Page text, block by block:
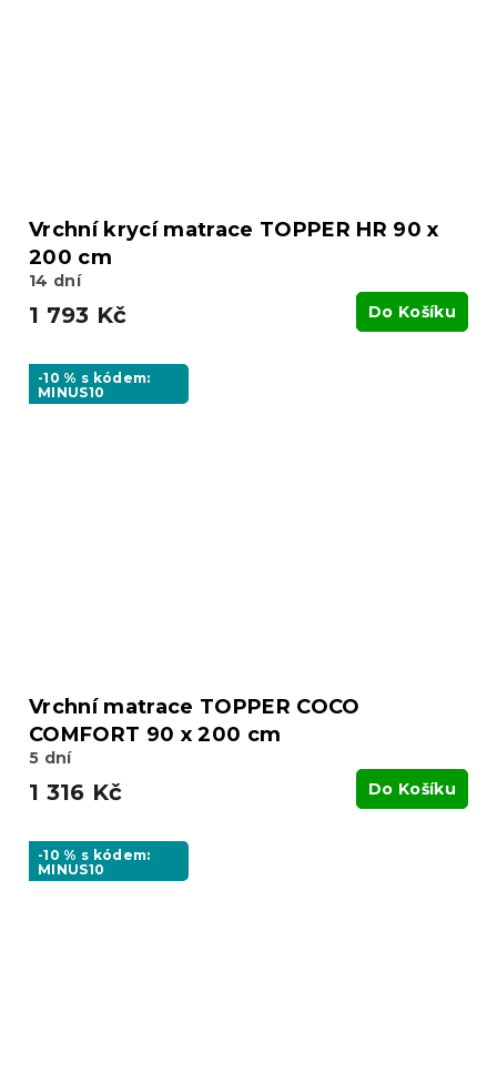
Vrchní krycí matrace TOPPER HR 90 x
200 cm
14 dní
1 793 Kč Do Košíku
-10 % s kódem:
MINUS10
Vrchní matrace TOPPER COCO
COMFORT 90 x 200 cm
5 dní
1 316 Kč Do Košíku
-10 % s kódem:
MINUS10